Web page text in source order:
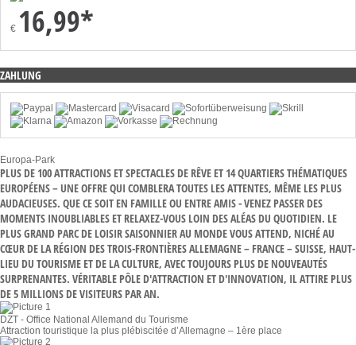
€ 16,99*
ZAHLUNG
Europa-Park
PLUS DE 100 ATTRACTIONS ET SPECTACLES DE RÊVE ET 14 QUARTIERS THÉMATIQUES
EUROPÉENS – UNE OFFRE QUI COMBLERA TOUTES LES ATTENTES, MÊME LES PLUS
AUDACIEUSES. QUE CE SOIT EN FAMILLE OU ENTRE AMIS - VENEZ PASSER DES
MOMENTS INOUBLIABLES ET RELAXEZ-VOUS LOIN DES ALÉAS DU QUOTIDIEN. LE
PLUS GRAND PARC DE LOISIR SAISONNIER AU MONDE VOUS ATTEND, NICHÉ AU
CŒUR DE LA RÉGION DES TROIS-FRONTIÈRES ALLEMAGNE – FRANCE – SUISSE, HAUT-
LIEU DU TOURISME ET DE LA CULTURE, AVEC TOUJOURS PLUS DE NOUVEAUTÉS
SURPRENANTES. VÉRITABLE PÔLE D'ATTRACTION ET D'INNOVATION, IL ATTIRE PLUS
DE 5 MILLIONS DE VISITEURS PAR AN.
DZT - Office National Allemand du Tourisme
Attraction touristique la plus plébiscitée d’Allemagne – 1ère place